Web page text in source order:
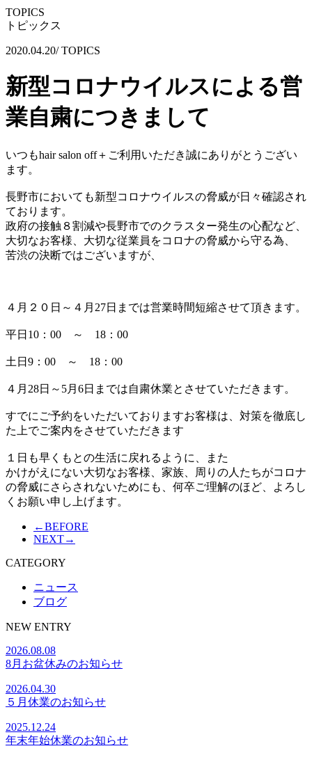
TOPICS
トピックス
2020.04.20/ TOPICS
新型コロナウイルスによる営
業自粛につきまして
いつもhair salon off＋ご利用いただき誠にありがとうござい
ます。
長野市においても新型コロナウイルスの脅威が日々確認され
ております。
政府の接触８割減や長野市でのクラスター発生の心配など、
大切なお客様、大切な従業員をコロナの脅威から守る為、
苦渋の決断ではございますが、
４月２０日～４月27日までは営業時間短縮させて頂きます。
平日10：00 ～ 18：00
土日9：00 ～ 18：00
４月28日～5月6日までは自粛休業とさせていただきます。
すでにご予約をいただいておりますお客様は、対策を徹底し
た上でご案内をさせていただきます
１日も早くもとの生活に戻れるように、また
かけがえにない大切なお客様、家族、周りの人たちがコロナ
の脅威にさらされないためにも、何卒ご理解のほど、よろし
くお願い申し上げます。
←BEFORE
NEXT→
CATEGORY
ニュース
ブログ
NEW ENTRY
2026.08.08
8月お盆休みのお知らせ
2026.04.30
５月休業のお知らせ
2025.12.24
年末年始休業のお知らせ